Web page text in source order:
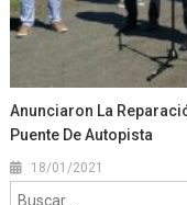
Anunciaron La
Puente De Autopista
18/01/2021